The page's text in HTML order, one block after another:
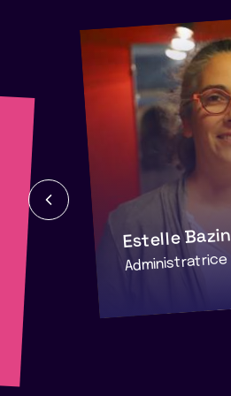
Estelle Bazin
Administratrice